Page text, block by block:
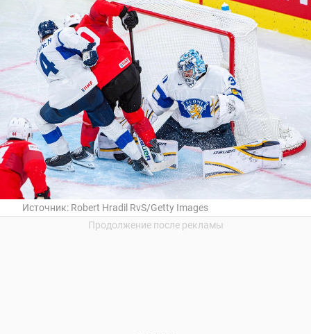
Источник: Robert Hradil RvS/Getty Images